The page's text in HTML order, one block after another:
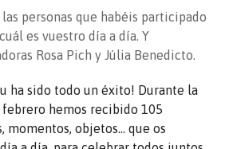
personas que habéis participado
es vuestro día a día. Y
Rosa Pich y Júlia Benedicto.
ha sido todo un éxito! Durante la
hemos recibido 105
momentos, objetos… que os